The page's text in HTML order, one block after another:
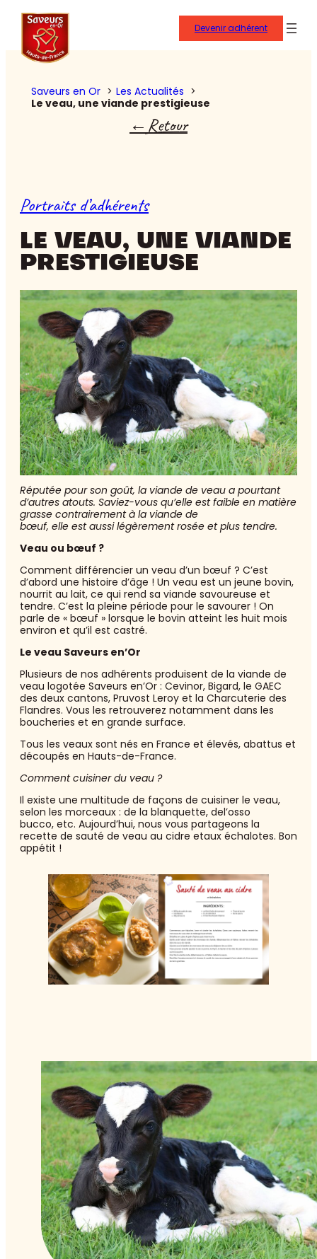
Devenir adhérent
Saveurs en Or
Les Actualités
Le veau, une viande prestigieuse
Retour
Portraits d’adhérents
LE VEAU, UNE VIANDE
PRESTIGIEUSE
Réputée pour son goût, la viande de veau a pourtant
d’autres atouts. Saviez-vous qu’elle est faible en matière
grasse contrairement à la viande de
bœuf, elle est aussi légèrement rosée et plus tendre.
Veau ou bœuf ?
Comment différencier un veau d’un bœuf ? C’est
d’abord une histoire d’âge ! Un veau est un jeune bovin,
nourrit au lait, ce qui rend sa viande savoureuse et
tendre. C’est la pleine période pour le savourer ! On
parle de « bœuf » lorsque le bovin atteint les huit mois
environ et qu’il est castré.
Le veau Saveurs en’Or
Plusieurs de nos adhérents produisent de la viande de
veau logotée Saveurs en’Or : Cevinor, Bigard, le GAEC
des deux cantons, Pruvost Leroy et la Charcuterie des
Flandres. Vous les retrouverez notamment dans les
boucheries et en grande surface.
Tous les veaux sont nés en France et élevés, abattus et
découpés en Hauts-de-France.
Comment cuisiner du veau ?
Il existe une multitude de façons de cuisiner le veau,
selon les morceaux : de la blanquette, del’osso
bucco, etc. Aujourd’hui, nous vous partageons la
recette de sauté de veau au cidre etaux échalotes. Bon
appétit !